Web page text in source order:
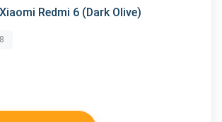
Redmi 6 (Dark Olive)